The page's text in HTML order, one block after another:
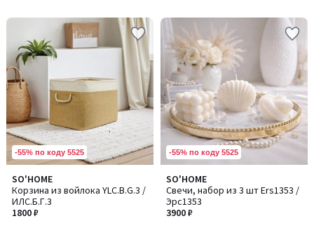
-55% по коду 5525
SO'HOME
Корзина из войлока YLC.B.G.3 /
ИЛC.Б.Г.3
1800 ₽
-55% по коду 5525
SO'HOME
Свечи, набор из 3 шт Ers1353 /
Эрс1353
3900 ₽